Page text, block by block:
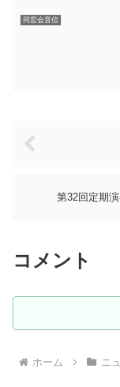
同窓会音信
第32回定期
コメント
ホーム ニ